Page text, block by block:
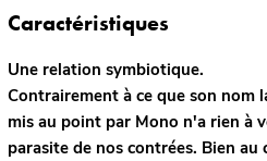
Caractéristiques
Une relation symbiotique.
Contrairement à ce que son nom
mis au point par Mono n'a rien à
parasite de nos contrées. Bien au